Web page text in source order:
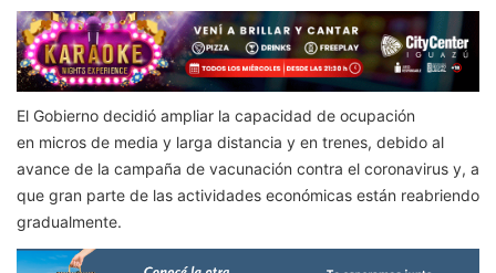
El Gobierno decidió ampliar la capacidad de ocupación
en micros de media y larga distancia y en trenes, debido al
avance de la campaña de vacunación contra el coronavirus y, a
que gran parte de las actividades económicas están reabriendo
gradualmente.